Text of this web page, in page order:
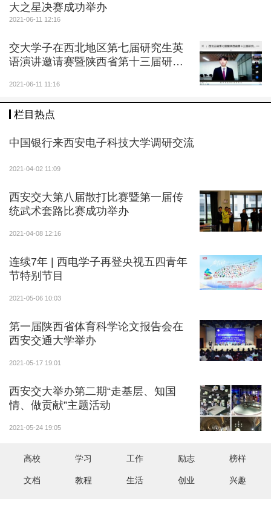
大之星决赛成功举办
2021-06-11 12:16
交大学子在西北地区第七届研究生英
语演讲邀请赛暨陕西省第十三届研究
2021-06-11 11:16
栏目热点
中国银行来西安电子科技大学调研交流
2021-04-02 11:09
西安交大第八届散打比赛暨第一届传
统武术套路比赛成功举办
2021-04-08 12:16
连续7年 | 西电学子再登央视五四青年
节特别节目
2021-05-06 10:03
第一届陕西省体育科学论文报告会在
西安交通大学举办
2021-05-17 19:01
西安交大举办第二期“走基层、知国
情、做贡献”主题活动
2021-05-24 19:05
高校 学习 工作 励志 榜样
文档 教程 生活 创业 兴趣